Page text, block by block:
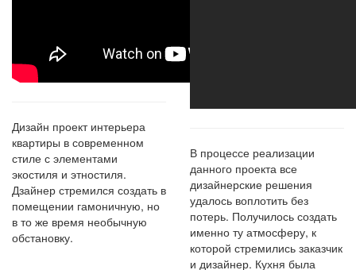
Дизайн проект интерьера
квартиры в современном
стиле с элементами
экостиля и этностиля.
Дзайнер стремился создать в
помещении гамоничную, но
в то же время необычную
обстановку.
В процессе реализации
данного проекта все
дизайнерские решения
удалось воплотить без
потерь. Получилось создать
именно ту атмосферу, к
которой стремились заказчик
и дизайнер. Кухня была